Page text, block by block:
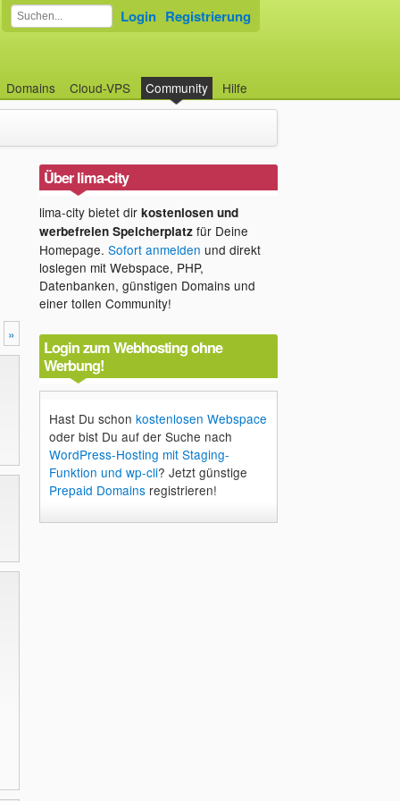
Domains Cloud-VPS Community Hilfe
Login Registrierung
»
Über lima-city
lima-city bietet dir kostenlosen und
werbefreien Speicherplatzfür Deine
Homepage. Sofort anmelden und direkt
loslegen mit Webspace, PHP,
Datenbanken, günstigen Domains und
einer tollen Community!
Login zum Webhosting ohne
Werbung!
Hast Du schon kostenlosen Webspace
oder bist Du auf der Suche nach
WordPress-Hosting mit Staging-
Funktion und wp-cli? Jetzt günstige
Prepaid Domainsregistrieren!